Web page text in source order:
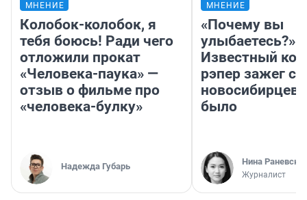
МНЕНИЕ
Колобок-колобок, я
тебя боюсь! Ради чего
отложили прокат
«Человека-паука» —
отзыв о фильме про
«человека-булку»
Надежда Губарь
МНЕНИЕ
«Почему вы
улыбаетесь?»
Известный
рэпер зажег с
новосибирцев:
было
Нина
Журналист